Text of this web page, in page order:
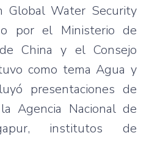
Global Water Security
por el Ministerio de
China y el Consejo
como tema Agua y
presentaciones de
Agencia Nacional de
institutos de